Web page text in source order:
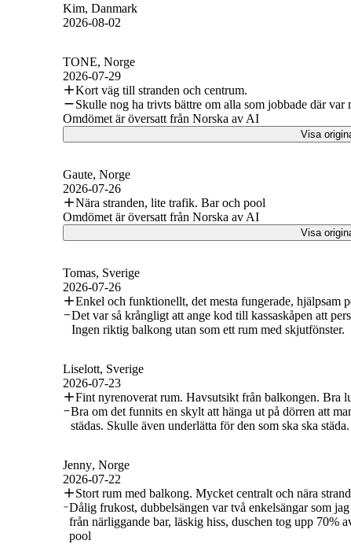
Kim, Danmark
2026-08-02
TONE, Norge
2026-07-29
Kort väg till stranden och centrum.
Skulle nog ha trivts bättre om alla som jobbade där var
Omdömet är översatt från Norska av AI
Visa
Gaute, Norge
2026-07-26
Nära stranden, lite trafik. Bar och pool
Omdömet är översatt från Norska av AI
Visa
Tomas, Sverige
2026-07-26
Enkel och funktionellt, det mesta fungerade, hjälpsam
Det var så krångligt att ange kod till kassaskåpen att
Ingen riktig balkong utan som ett rum med skjutfönster.
Liselott, Sverige
2026-07-23
Fint nyrenoverat rum. Havsutsikt från balkongen. Bra
Bra om det funnits en skylt att hänga ut på dörren att
städas. Skulle även underlätta för den som ska ska städa.
Jenny, Norge
2026-07-22
Stort rum med balkong. Mycket centralt och nära
Dålig frukost, dubbelsängen var två enkelsängar som
från närliggande bar, läskig hiss, duschen tog upp 70%
pool